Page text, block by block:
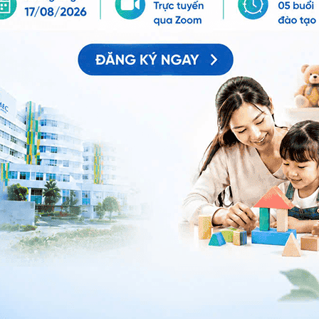
giảm chức năng tống máu và chức năng đổ dầy
cơ tim. Rối loạn nhịp hay gặp nhất là rung nhĩ. Rối
tim, nhất là khi thể tích máu tống đi không thể
và cao tuổi là tăng huyết áp và đái tháo đường. Tỷ
Huyết áp cao tức là tăng áp lực của mạch máu
nhiều hơn, co bóp mạnh hơn để có thể thắng được
tim phát triển dày lên, cấu trúc tim bị thay đổi.